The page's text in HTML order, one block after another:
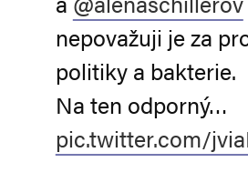
nepovažuji je za
politiky a bakterie.
Na ten odporný…
pic.twitter.com/